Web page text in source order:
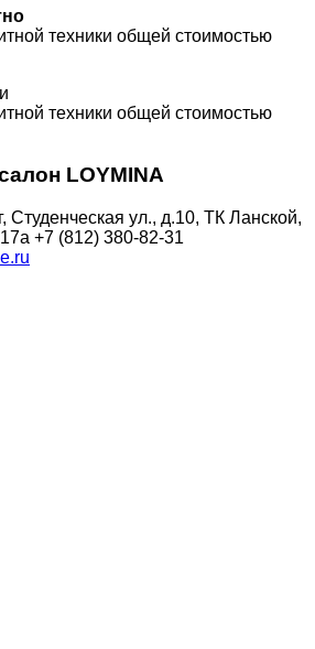
техники общей стоимостью
техники общей стоимостью
LOYMINA
Студенческая ул., д.10, ТК Ланской,
+7 (812) 380-82-31